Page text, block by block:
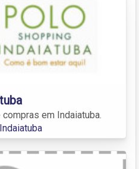
em Indaiatuba.